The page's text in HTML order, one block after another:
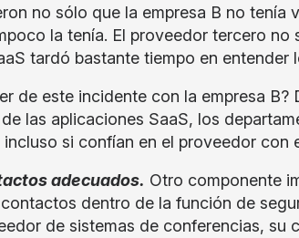
no sólo que la empresa B no tenía
la tenía. El proveedor tercero
tardó bastante tiempo en entender
de este incidente con la empresa
las aplicaciones SaaS, los
si confían en el proveedor con
adecuados. Otro componente
dentro de la función de
de sistemas de conferencias,